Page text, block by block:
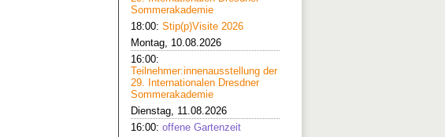
Sommerakademie
18:00: Stip(p)Visite 2026
Montag, 10.08.2026
16:00:
Teilnehmer:innenausstellung der
29. Internationalen Dresdner
Sommerakademie
Dienstag, 11.08.2026
16:00: offene Gartenzeit